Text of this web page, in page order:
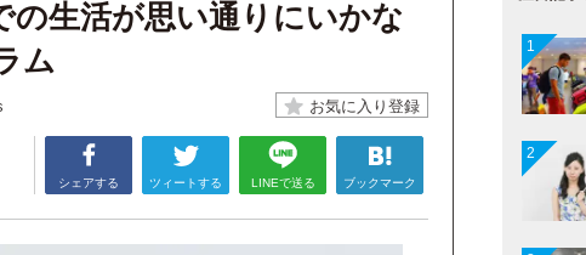
の生活が思い通りにいかな
ム
シェアする ツィートする LINEで送る ブックマーク
1
2